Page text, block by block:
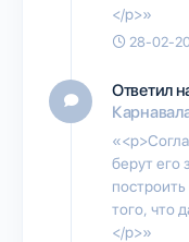
</p>»
28-02-
Ответил
берут его
того, что
</p>»